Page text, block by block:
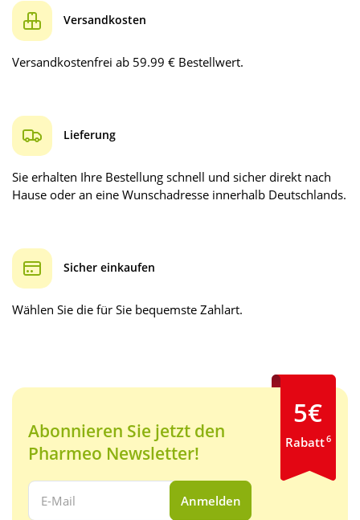
Versandkosten
Versandkostenfrei ab 59.99 € Bestellwert.
Lieferung
Sie erhalten Ihre Bestellung schnell und sicher direkt nach
Hause oder an eine Wunschadresse innerhalb Deutschlands.
Sicher einkaufen
Wählen Sie die für Sie bequemste Zahlart.
Abonnieren Sie jetzt den
Pharmeo Newsletter!
Ihre E-Mail Adresse:
Anmelden
5€
Rabatt6